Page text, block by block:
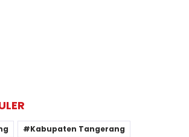
Kabupaten Tangerang